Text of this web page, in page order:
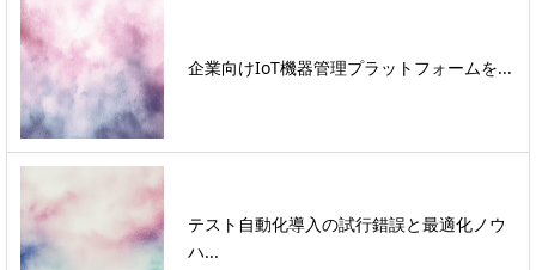
企業向けIoT機器管理プラットフォームを...
テスト自動化導入の試行錯誤と最適化ノウ
ハ...